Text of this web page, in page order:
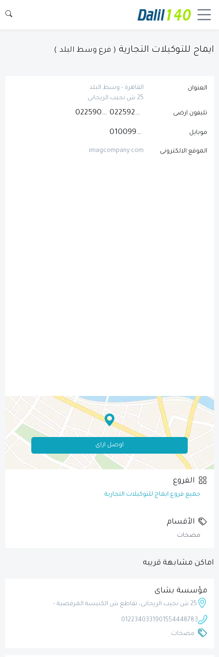
ايماج للتوكيلات التجارية ( فرع وسط البلد )
العنوان
القاهرة - وسط البلد
25 ش نجيب الريحانى
تليفون ارضى 0225926435
0225902326
موبايل 01009952220
الموقع الالكترونى imagcompany.com
اوصل ازاى
الفروع
جميع فروع ايماج للتوكيلات التجارية
الأقسام
مضخات
اماكن مشابهة قريبه
مؤسسة بشاى
25 ش نجيب الريحانى، تقاطع ش الكنيسة المرقصية -
01554448783
01223403319
مضخات